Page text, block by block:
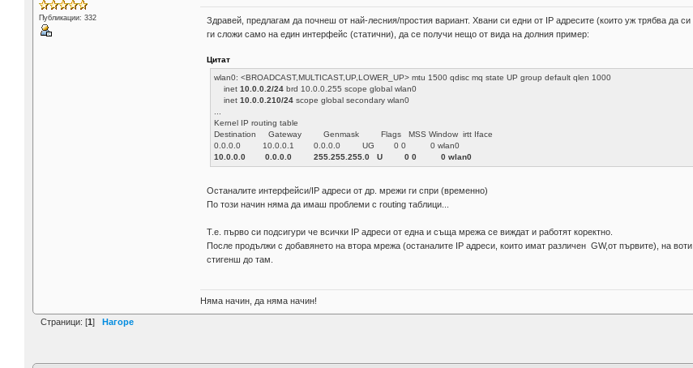
Публикации: 332
Здравей, предлагам да почнеш от най-лесния/простия вариант. Хвани си едни от IP адресите (които уж трябва
ги сложи само на един интерфейс (статични), да се получи нещо от вида на долния пример:
Цитат
wlan0: <BROADCAST,MULTICAST,UP,LOWER_UP> mtu 1500 qdisc mq state UP group default qlen 1000
inet10.0.0.2/24 brd 10.0.0.255 scope global wlan0
inet10.0.0.210/24 scope global secondary wlan0
Kernel IP routing table
Destination Gateway Genmask Flags MSS Window irtt Iface
0.0.0.0 10.0.0.1 0.0.0.0 UG 0 0 0 wlan0
10.0.0.0 0.0.0.0 255.255.255.0 U 0 0 0 wlan0
Останалите интерфейси/IP адреси от др. мрежи ги спри (временно)
По този начин няма да имаш проблеми с routing таблици...
Т.е. първо си подсигури че всички IP адреси от една и съща мрежа се виждат и работят коректно.
После продължи с добавянето на втора мрежа (останалите IP адреси, които имат различен GW,от първите), на
стигенш до там.
Няма начин, да няма начин!
Страници: [1 ] Нагоре